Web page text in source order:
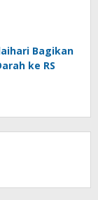
Bagikan
ke RS